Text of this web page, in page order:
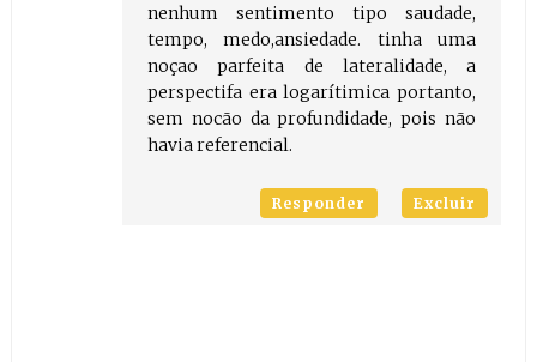
nenhum sentimento tipo saudade,
tempo, medo,ansiedade. tinha uma
noçao parfeita de lateralidade, a
perspectifa era logarítimica portanto,
sem nocão da profundidade, pois não
havia referencial.
Responder Excluir